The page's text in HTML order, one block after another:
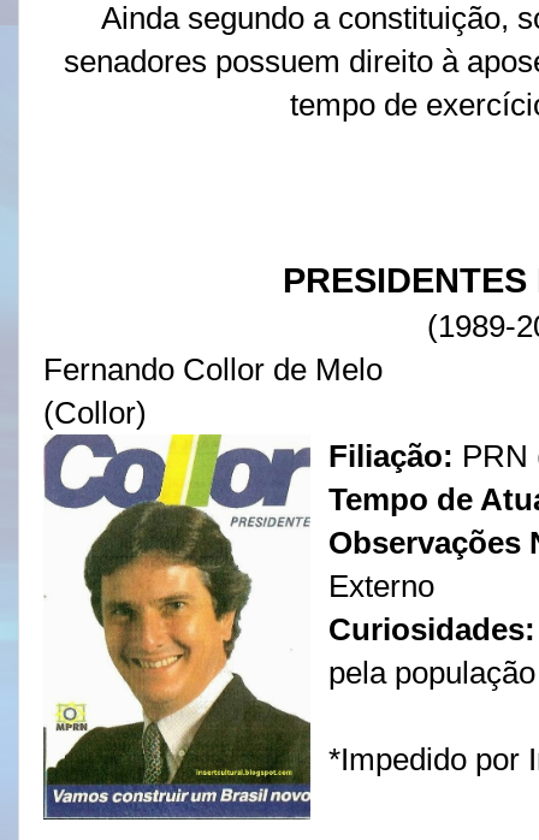
Ainda segundo a constituição,
senadores possuem direito à
tempo de
(1989-
Fernando Collor de Melo
(Collor)
Filiação: PRN
Tempo de
Observações
Externo
pela
*Impedido por